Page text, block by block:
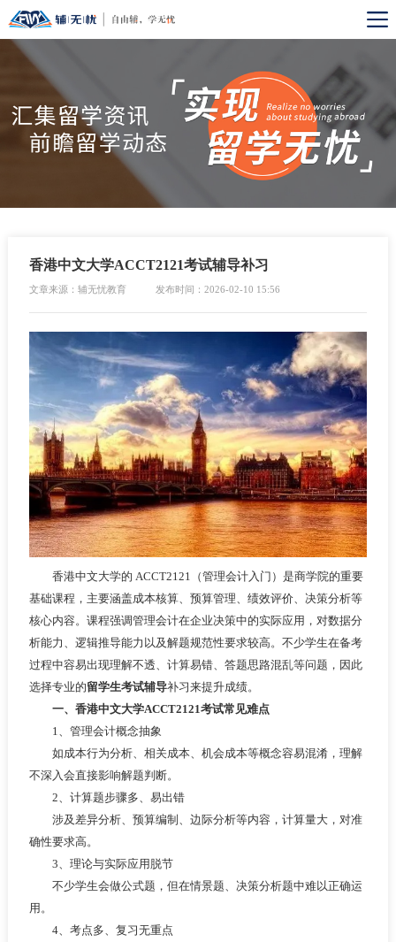
香港中文大学ACCT2121考试辅导补习
文章来源：辅无忧教育 发布时间：2026-02-10 15:56
香港中文大学的 ACCT2121（管理会计入门）是商学院的重要
基础课程，主要涵盖成本核算、预算管理、绩效评价、决策分析等
核心内容。课程强调管理会计在企业决策中的实际应用，对数据分
析能力、逻辑推导能力以及解题规范性要求较高。不少学生在备考
过程中容易出现理解不透、计算易错、答题思路混乱等问题，因此
选择专业的留学生考试辅导补习来提升成绩。
一、香港中文大学ACCT2121考试常见难点
1、管理会计概念抽象
如成本行为分析、相关成本、机会成本等概念容易混淆，理解
不深入会直接影响解题判断。
2、计算题步骤多、易出错
涉及差异分析、预算编制、边际分析等内容，计算量大，对准
确性要求高。
3、理论与实际应用脱节
不少学生会做公式题，但在情景题、决策分析题中难以正确运
用。
4、考点多、复习无重点